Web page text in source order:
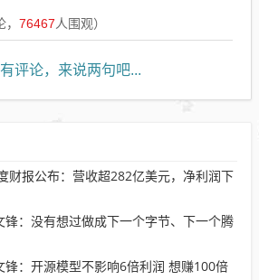
76467人围观）
评论，来说两句吧...
财报公布：营收超282亿美元，净利润下
锋：没有想过做成下一个字节、下一个腾
锋：开源模型不影响6倍利润 想赚100倍